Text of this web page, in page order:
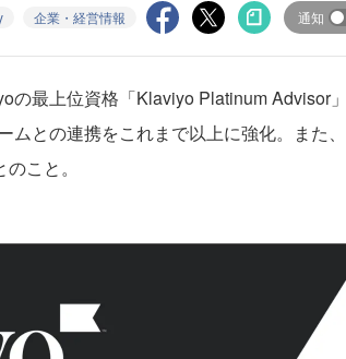
企業・経営情報 通知
最上位資格「Klaviyo Platinum Advisor
ムとの連携をこれまで以上に強化。また
こと。